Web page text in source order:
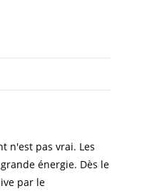
n'est pas vrai. Les
énergie. Dès le
par le